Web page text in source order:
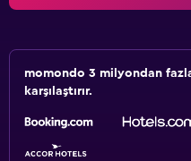
momondo 3 milyondan
karşılaştırır.